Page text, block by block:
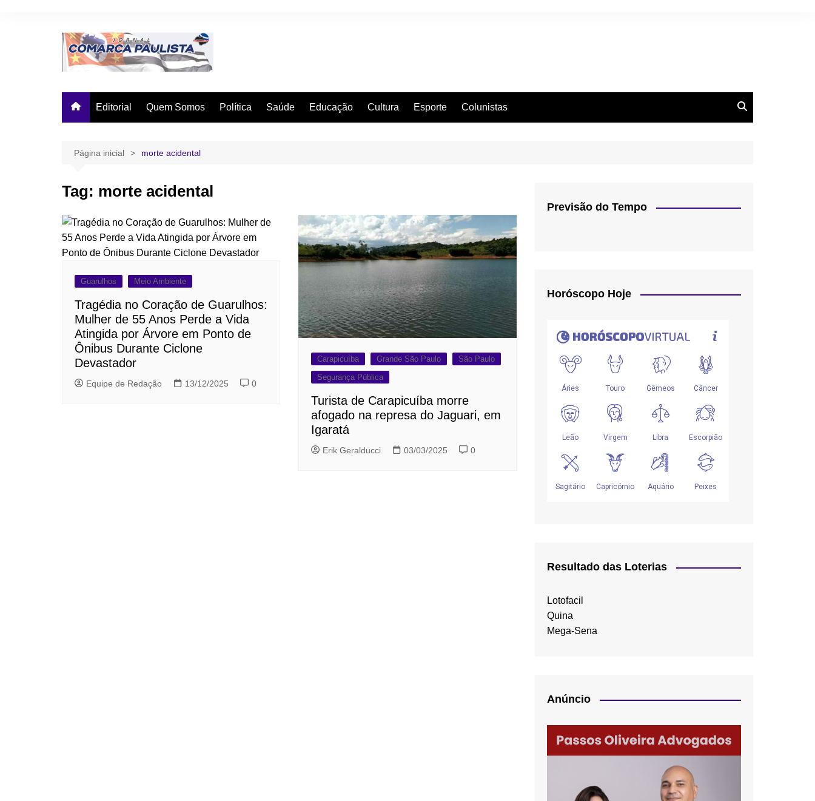
Editorial Quem Somos Política Saúde Educação Cultura Esporte Colunistas
Página inicial morte acidental
Tag: morte acidental
Guarulhos Meio Ambiente
Tragédia no Coração de Guarulhos:
Mulher de 55 Anos Perde a Vida
Atingida por Árvore em Ponto de
Ônibus Durante Ciclone
Devastador
Equipe de Redação 13/12/2025 0
Carapicuíba Grande São Paulo
São Paulo
Segurança Pública
Turista de Carapicuíba morre
afogado na represa do Jaguari, em
Igaratá
Erik Geralducci 03/03/2025 0
Previsão do Tempo
Horóscopo Hoje
Resultado das Loterias
Lotofacil
Quina
Mega-Sena
Anúncio